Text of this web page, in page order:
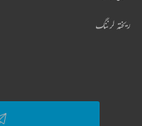
ریختہ لرننگ